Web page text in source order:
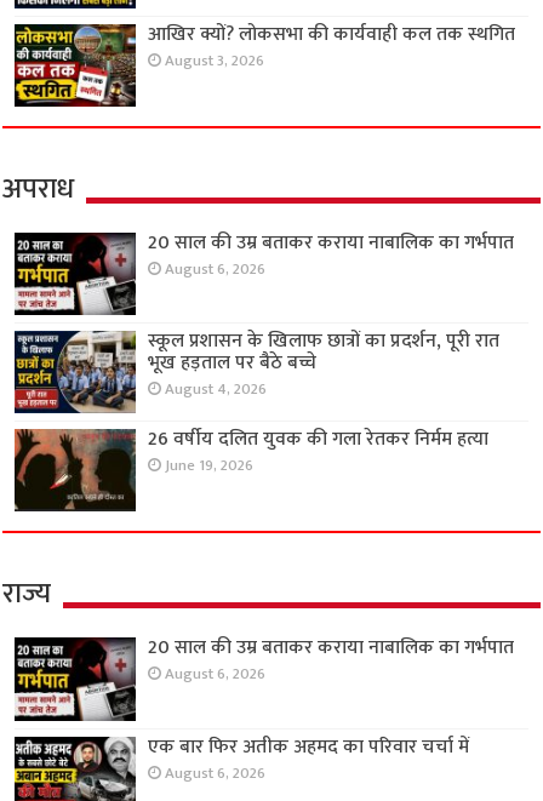
आखिर क्यों? लोकसभा की कार्यवाही कल तक स्थगित
August 3, 2026
अपराध
20 साल की उम्र बताकर कराया नाबालिक का गर्भपात
August 6, 2026
स्कूल प्रशासन के खिलाफ छात्रों का प्रदर्शन, पूरी रात
भूख हड़ताल पर बैठे बच्चे
August 4, 2026
26 वर्षीय दलित युवक की गला रेतकर निर्मम हत्या
June 19, 2026
राज्य
20 साल की उम्र बताकर कराया नाबालिक का गर्भपात
August 6, 2026
एक बार फिर अतीक अहमद का परिवार चर्चा में
August 6, 2026